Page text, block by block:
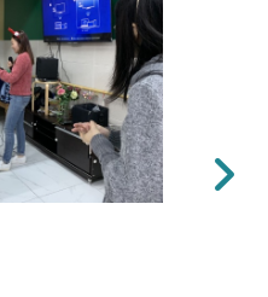
下一張